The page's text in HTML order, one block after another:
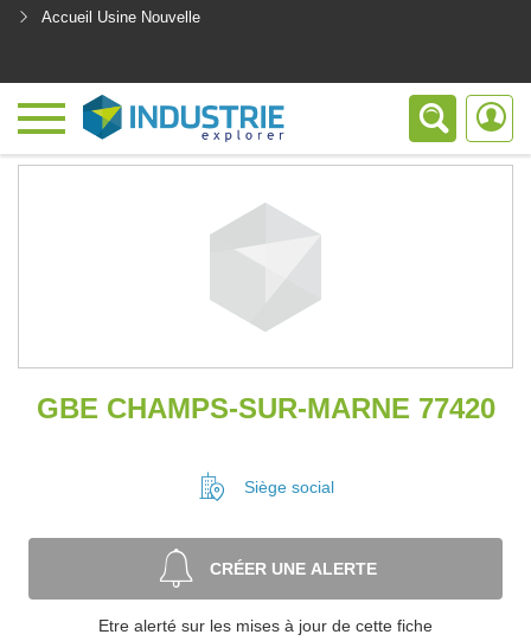
Accueil Usine Nouvelle
GBE CHAMPS-SUR-MARNE 77420
Siège social
CRÉER UNE ALERTE
Etre alerté sur les mises à jour de cette fiche